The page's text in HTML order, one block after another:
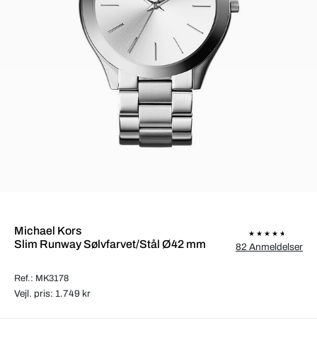
Michael Kors
Slim Runway Sølvfarvet/Stål Ø42 mm
Ref.: MK3178
82 Anmeldelser
Vejl. pris: 1.749 kr